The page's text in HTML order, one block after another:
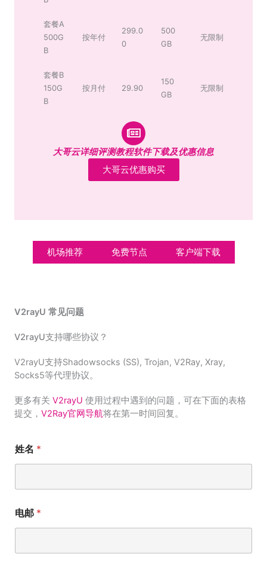
套餐A
500G
B
按年付
299.0
0
500
GB
无限制
套餐B
150G
B
按月付 29.90
150
GB
无限制
大哥云详细评测教程软件下载及优惠信息
大哥云优惠购买
机场推荐 免费节点 客户端下载
V2rayU 常见问题
V2rayU支持哪些协议？
V2rayU支持Shadowsocks (SS), Trojan, V2Ray, Xray,
Socks5等代理协议。
更多有关 V2rayU 使用过程中遇到的问题，可在下面的表格
提交， V2Ray官网导航将在第一时间回复。
姓名 *
电邮 *